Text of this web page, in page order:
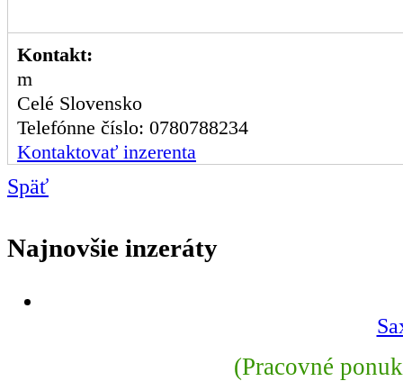
Kontakt:
m
Celé Slovensko
Telefónne číslo: 0780788234
Kontaktovať inzerenta
Späť
Najnovšie inzeráty
(Pracovné